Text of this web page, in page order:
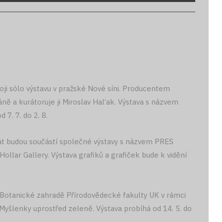
sólo výstavu v pražské Nové síni. Producentem
a kurátoruje ji Miroslav Hal’ak. Výstava s názvem
7. 7. do 2. 8.
budou součástí společné výstavy s názvem PRES
Gallery. Výstava grafiků a grafiček bude k vidění
zahradě Přírodovědecké fakulty UK v rámci
uprostřed zeleně. Výstava probíhá od 14. 5. do